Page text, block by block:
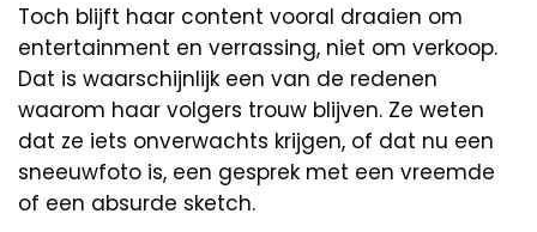
Toch blijft haar content vooral draaien om
entertainment en verrassing, niet om verkoop.
Dat is waarschijnlijk een van de redenen
waarom haar volgers trouw blijven. Ze weten
dat ze iets onverwachts krijgen, of dat nu een
sneeuwfoto is, een gesprek met een vreemde
of een absurde sketch.